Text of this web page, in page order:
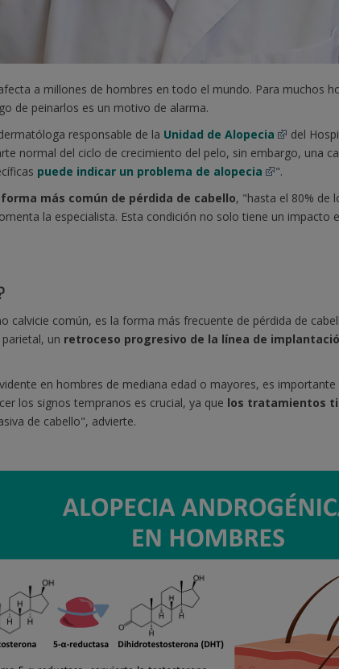
a millones de hombres en todo el mundo. Para muchos
de peinarlos es un motivo de alarma.
responsable de la Unidad de Alopecia del
normal del ciclo de crecimiento del pelo, sin embargo, una
puede indicar un problema de alopecia
".
más común de pérdida de cabello, "hasta el 80% de
la especialista. Esta condición no solo tiene un impacto
calvicie común, es la forma más frecuente de pérdida de
un retroceso progresivo de la línea de
en hombres de mediana edad o mayores, es
los signos tempranos es crucial, ya que los tratamientos
de cabello", advierte.